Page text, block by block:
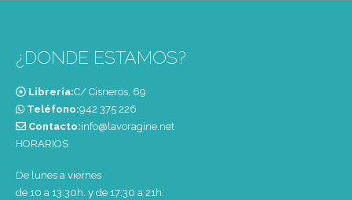
¿DONDE ESTAMOS?
Librería:C/ Cisneros, 69
Teléfono:‭942 375 226‬
Contacto:info@lavoragine.net
HORARIOS
De lunes a viernes
de 10 a 13:30h. y de 17:30 a 21h.